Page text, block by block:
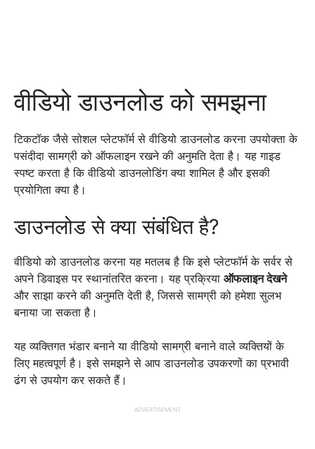
वीडियो डाउनलोड को समझना
टिकटॉक जैसे सोशल प्लेटफॉर्म से वीडियो डाउनलोड करना उपयोक्ता के
पसंदीदा सामग्री को ऑफलाइन रखने की अनुमति देता है। यह गाइड
स्पष्ट करता है कि वीडियो डाउनलोडिंग क्या शामिल है और इसकी
प्रयोगिता क्या है।
डाउनलोड से क्या संबंधित है?
वीडियो को डाउनलोड करना यह मतलब है कि इसे प्लेटफॉर्म के सर्वर से
अपने डिवाइस पर स्थानांतरित करना। यह प्रक्रिया ऑफलाइन देखने
और साझा करने की अनुमति देती है, जिससे सामग्री को हमेशा सुलभ
बनाया जा सकता है।
यह व्यक्तिगत भंडार बनाने या वीडियो सामग्री बनाने वाले व्यक्तियों के
लिए महत्वपूर्ण है। इसे समझने से आप डाउनलोड उपकरणों का प्रभावी
ढंग से उपयोग कर सकते हैं।
ADVERTISEMENT